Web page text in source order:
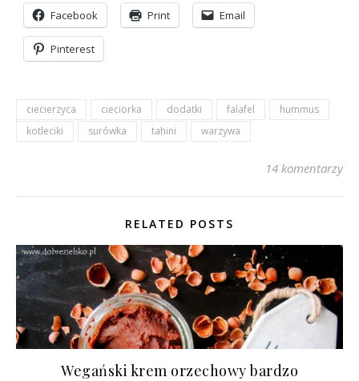
Facebook Print Email
Pinterest
ciecierzyca cieciorka dodatki falafel
hummus
kotleciki
surówka tahini warzywa
14 komentarzy
RELATED POSTS
Wegański krem orzechowy bardzo